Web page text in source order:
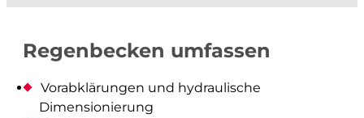
Werkinformationen
Vertrieb Emlid
Regenbecken umfassen
Vorabklärungen und hydraulische
Dimensionierung